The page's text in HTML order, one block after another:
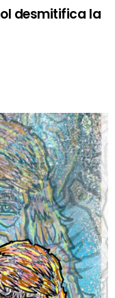
desmitifica la